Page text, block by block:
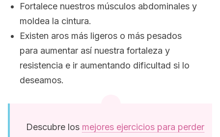
Fortalece nuestros músculos abdominales y
moldea la cintura.
Existen aros más ligeros o más pesados
para aumentar así nuestra fortaleza y
resistencia e ir aumentando dificultad si lo
deseamos.
Descubre los mejores ejercicios para perder